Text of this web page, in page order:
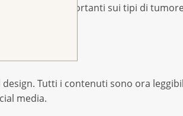
le cifre più importanti sui tipi di
Tutti i contenuti sono ora
media.